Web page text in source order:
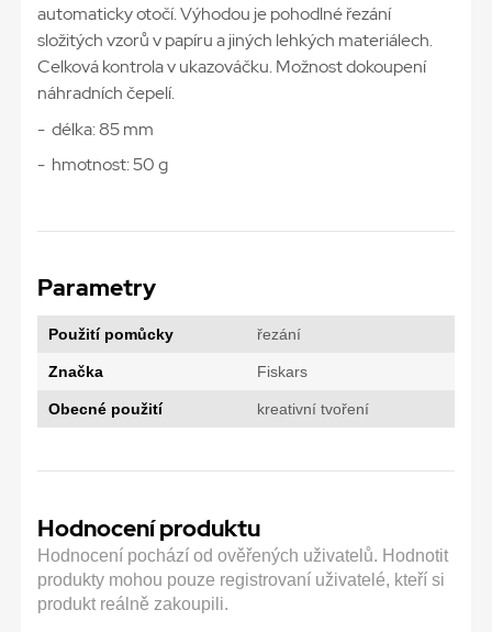
automaticky otočí. Výhodou je pohodlné řezání
složitých vzorů v papíru a jiných lehkých materiálech.
Celková kontrola v ukazováčku. Možnost dokoupení
náhradních čepelí.
- délka: 85 mm
- hmotnost: 50 g
Parametry
Použití pomůcky řezání
Značka Fiskars
Obecné použití kreativní tvoření
Hodnocení produktu
Hodnocení pochází od ověřených uživatelů. Hodnotit
produkty mohou pouze registrovaní uživatelé, kteří si
produkt reálně zakoupili.